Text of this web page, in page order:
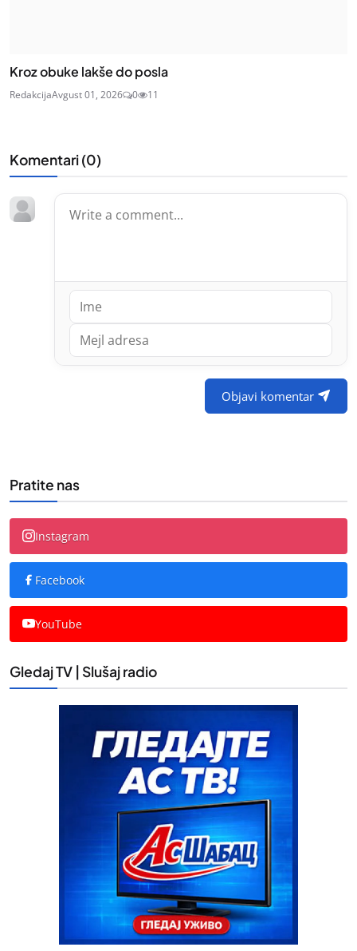
Kroz obuke lakše do posla
RedakcijaAvgust 01, 2026 0 11
Komentari (0)
Objavi komentar
Pratite nas
Instagram
Facebook
YouTube
Gledaj TV | Slušaj radio